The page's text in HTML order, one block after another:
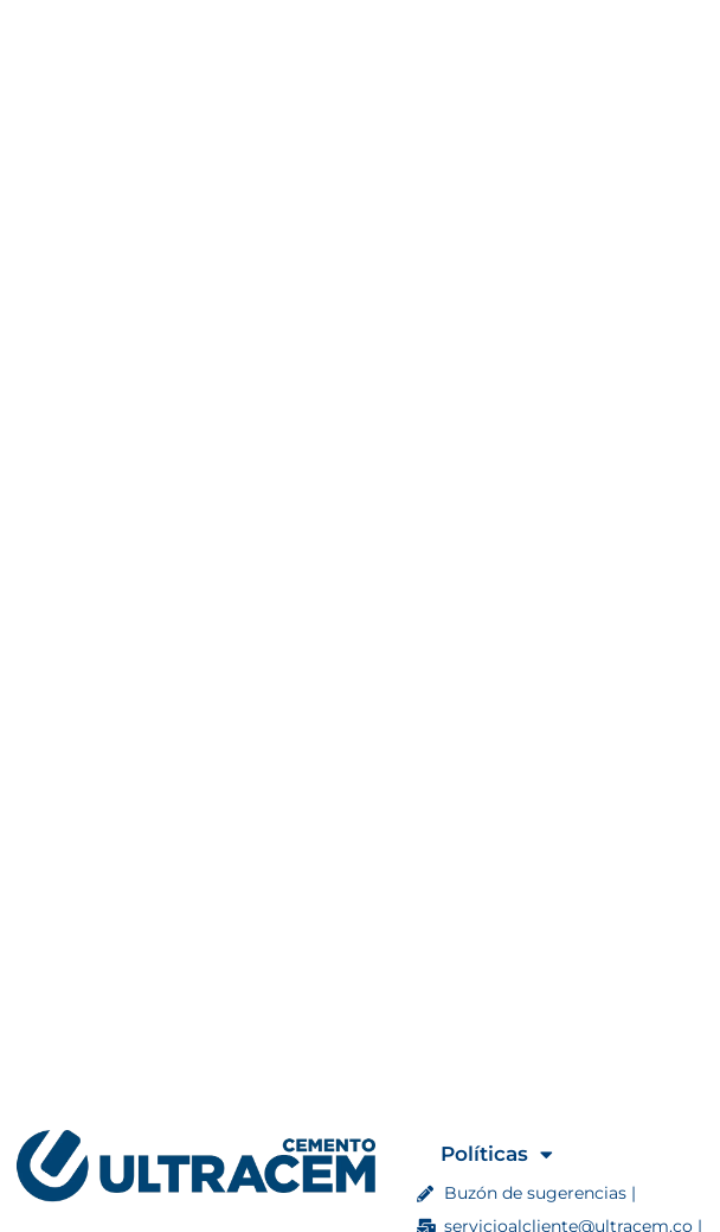
Políticas
Buzón de sugerencias |
servicioalcliente@ultracem.co |